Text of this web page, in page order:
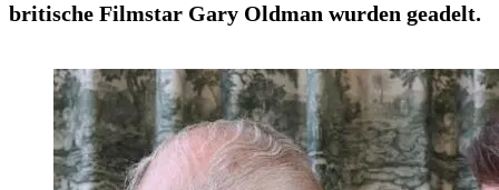
britische Filmstar Gary Oldman wurden geadelt.